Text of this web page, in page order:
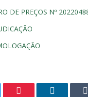
DE PREÇOS Nº